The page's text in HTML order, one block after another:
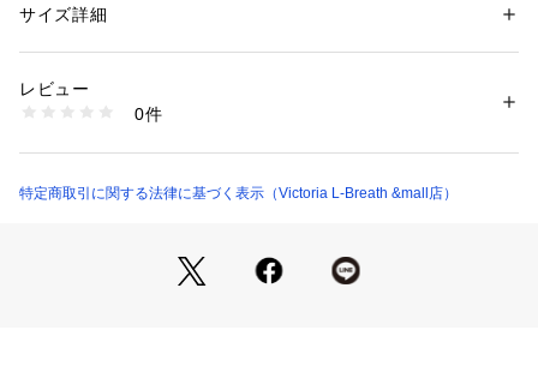
貴重品も安全に収納できるマルチケースです。ケース本体は耐
も整理整頓できます。バックパックのストラップ、ショルダー
ベルトなどに簡単に取り付けることができるアタッチメント付
●グレゴリーのアイコンでもあるレザージッパープル
●バックパックへの装着可能なベルクロアタッチメント
●ポケットの数:2(外側0/内側2)
性別：レディース
商品番号：
10891453801 （ショップ）
サイズ詳細
レビュー
0件
特定商取引に関する法律に基づく表示（Victoria L-Breath &mall店）